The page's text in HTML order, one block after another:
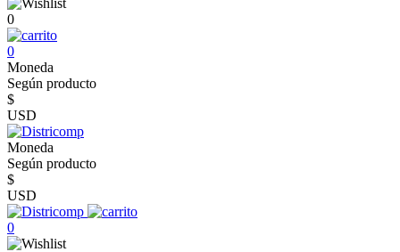
0
0
Moneda
Según producto
$
USD
Moneda
Según producto
$
USD
0